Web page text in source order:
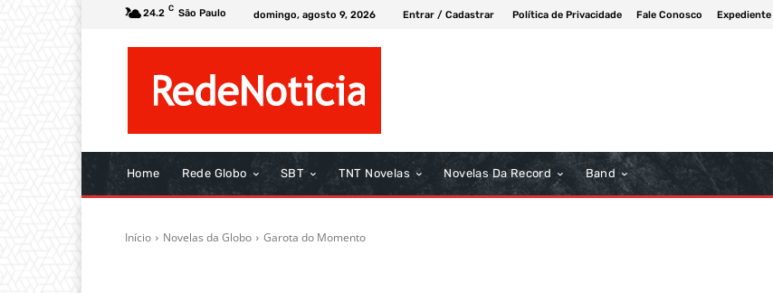
24.2 C São Paulo domingo, agosto 9, 2026 Entrar / Cadastrar Política de Privacidade Fale Conosco Expediente
Home Rede Globo SBT TNT Novelas Novelas Da Record Band
Início Novelas da Globo Garota do Momento